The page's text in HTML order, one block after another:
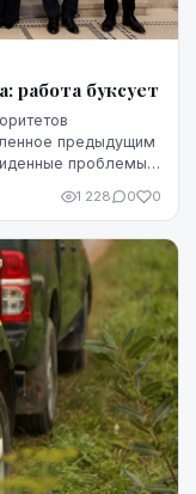
работа буксует
предыдущим
проблемы,
1 228 0 0